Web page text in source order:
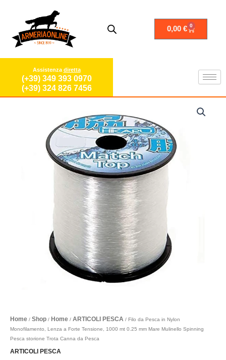
contenuto
0,00€ 0
Carrello
Assistenza diretta
(+39) 349 393 0970
(+39) 324 826 7456
Home / Shop / Home / ARTICOLI PESCA / Filo da Pesca in Nylon
Monofilamento, Lenza a Forte Tensione, 1000 mt 0.25 mm Mare Mulinello Spinning
Pesca storione Trota Canna da Pesca
ARTICOLI PESCA
Monofilamento,